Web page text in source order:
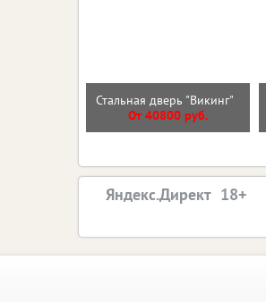
Стальная дверь "Викинг"
От 40800 руб.
Яндекс.Директ